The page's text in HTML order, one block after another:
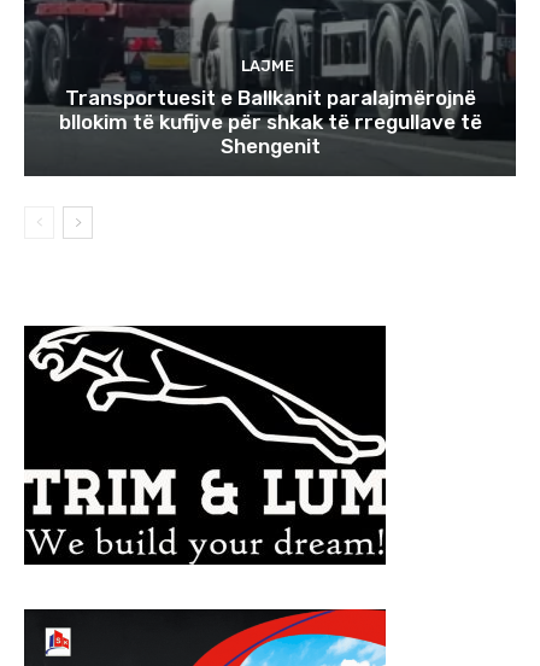
LAJME
Transportuesit e Ballkanit paralajmërojnë
bllokim të kufijve për shkak të rregullave të
Shengenit